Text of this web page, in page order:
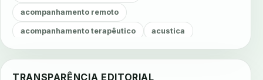
acompanhamento remoto
acompanhamento terapêutico acustica
acustica clinica adesao adesao ao tratamento
TRANSPARÊNCIA EDITORIAL